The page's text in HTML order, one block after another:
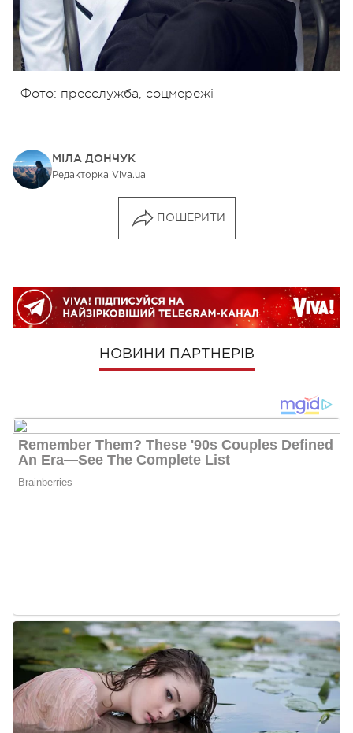
Фото: пресслужба, соцмережі
МІЛА ДОНЧУК
Редакторка Viva.ua
ПОШЕРИТИ
НОВИНИ ПАРТНЕРІВ